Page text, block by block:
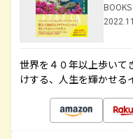
世界を４０年以上歩いて
けする、人生を輝かせる